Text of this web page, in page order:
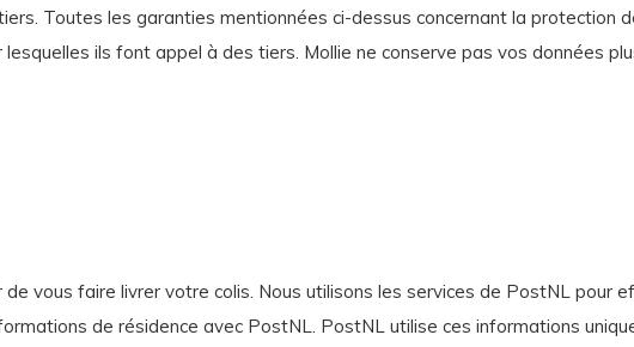
Toutes les garanties mentionnées ci-dessus concernant la protection
ils font appel à des tiers. Mollie ne conserve pas vos données
vous faire livrer votre colis. Nous utilisons les services de PostNL pour
de résidence avec PostNL. PostNL utilise ces informations